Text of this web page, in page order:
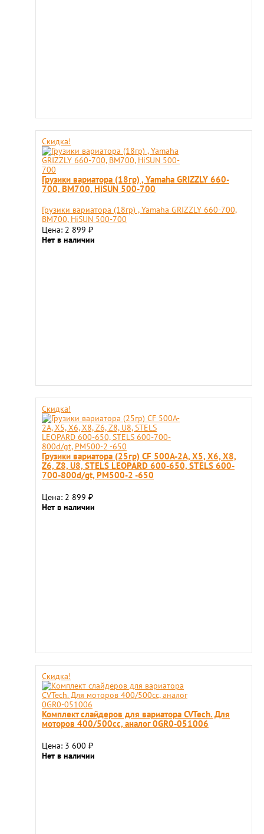
Скидка!
Грузики вариатора (18гр) , Yamaha GRIZZLY 660-
700, ВМ700, HiSUN 500-700
Грузики вариатора (18гр) , Yamaha GRIZZLY 660-700,
ВМ700, HiSUN 500-700
Цена: 2 899 ₽
Нет в наличии
Скидка!
Грузики вариатора (25гр) CF 500A-2A, Х5, Х6, Х8,
Z6, Z8, U8, STELS LEOPARD 600-650, STELS 600-
700-800d/gt, РМ500-2 -650
Цена: 2 899 ₽
Нет в наличии
Скидка!
Комплект слайдеров для вариатора CVTech. Для
моторов 400/500сс, аналог 0GR0-051006
Цена: 3 600 ₽
Нет в наличии